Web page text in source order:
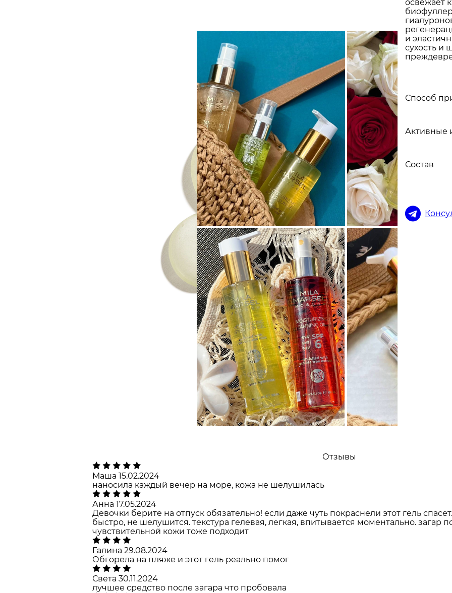
освежает
и
сухость и
Способ
Активные
Состав
Отзывы
Маша 15.02.2024
наносила каждый вечер на море, кожа не шелушилась
Анна 17.05.2024
Девочки берите на отпуск обязательно! если даже чуть покраснели этот гель
быстро, не шелушится. текстура гелевая, легкая, впитывается моментально. загар
чувствительной кожи тоже подходит
Галина 29.08.2024
Обгорела на пляже и этот гель реально помог
Света 30.11.2024
лучшее средство после загара что пробовала